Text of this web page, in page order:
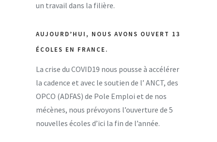
un travail dans la filière.
AUJOURD’HUI, NOUS AVONS OUVERT 13
ÉCOLES EN FRANCE.
La crise du COVID19 nous pousse à accélérer
la cadence et avec le soutien de l’ ANCT, des
OPCO (ADFAS) de Pole Emploi et de nos
mécènes, nous prévoyons l’ouverture de 5
nouvelles écoles d’ici la fin de l’année.